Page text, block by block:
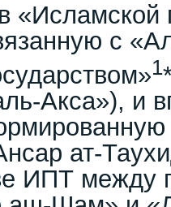
«Исламской
с
1
Акса»), и
ат-
ИПТ между